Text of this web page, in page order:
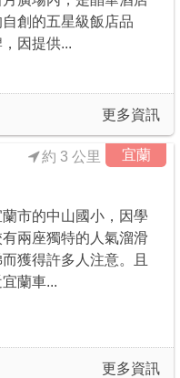
自創的五星級飯店品
，因提供...
更多資訊
宜蘭
約 3 公里
蘭市的中山國小，因學
有兩座獨特的人氣溜滑
獲得許多人注意。且
蘭車...
更多資訊